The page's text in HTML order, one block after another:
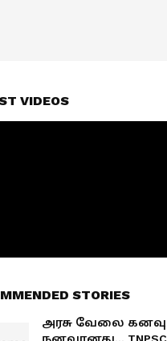
VIDEOS
STORIES
அரசு வேலை கனவு